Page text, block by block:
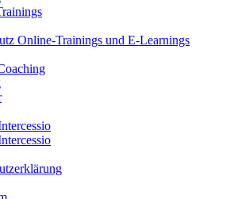
Online-Trainings und E-Learnings